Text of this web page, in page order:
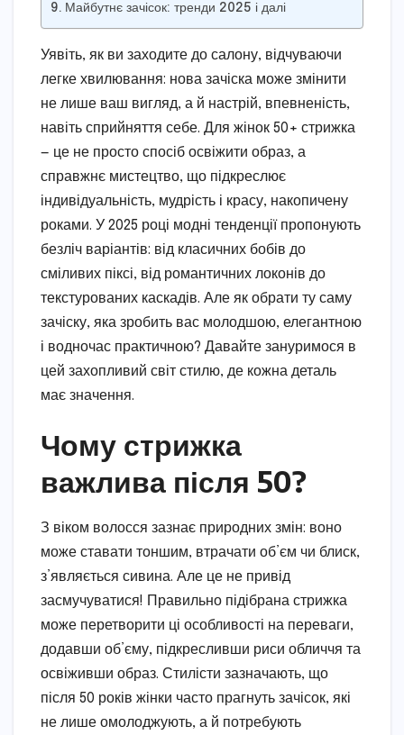
Майбутнє зачісок: тренди 2025 і далі
Уявіть, як ви заходите до салону, відчуваючи
легке хвилювання: нова зачіска може змінити
не лише ваш вигляд, а й настрій, впевненість,
навіть сприйняття себе. Для жінок 50+ стрижка
— це не просто спосіб освіжити образ, а
справжнє мистецтво, що підкреслює
індивідуальність, мудрість і красу, накопичену
роками. У 2025 році модні тенденції пропонують
безліч варіантів: від класичних бобів до
сміливих піксі, від романтичних локонів до
текстурованих каскадів. Але як обрати ту саму
зачіску, яка зробить вас молодшою, елегантною
і водночас практичною? Давайте зануримося в
цей захопливий світ стилю, де кожна деталь
має значення.
Чому стрижка
важлива після 50?
З віком волосся зазнає природних змін: воно
може ставати тоншим, втрачати об’єм чи блиск,
з’являється сивина. Але це не привід
засмучуватися! Правильно підібрана стрижка
може перетворити ці особливості на переваги,
додавши об’єму, підкресливши риси обличчя та
освіживши образ. Стилісти зазначають, що
після 50 років жінки часто прагнуть зачісок, які
не лише омолоджують, а й потребують